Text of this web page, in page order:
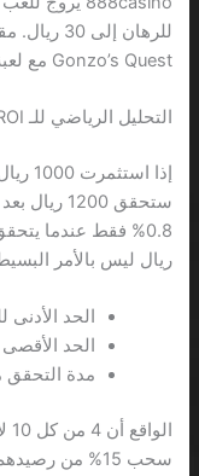
للرهان
Gonzo’s Quest مع لعبة بطاريات ضعيفة.
التحليل الرياضي للـ ROI
ريال ليس بالأمر
الحد الأدنى
الحد الأقصى
مدة التحقق من